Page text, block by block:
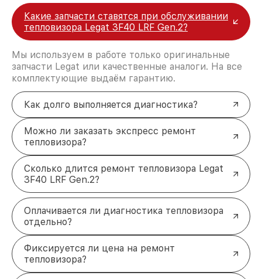
Какие запчасти ставятся при обслуживании
тепловизора Legat 3F40 LRF Gen.2?
Мы используем в работе только оригинальные
запчасти Legat или качественные аналоги. На все
комплектующие выдаём гарантию.
Как долго выполняется диагностика?
Можно ли заказать экспресс ремонт
тепловизора?
Сколько длится ремонт тепловизора Legat
3F40 LRF Gen.2?
Оплачивается ли диагностика тепловизора
отдельно?
Фиксируется ли цена на ремонт
тепловизора?